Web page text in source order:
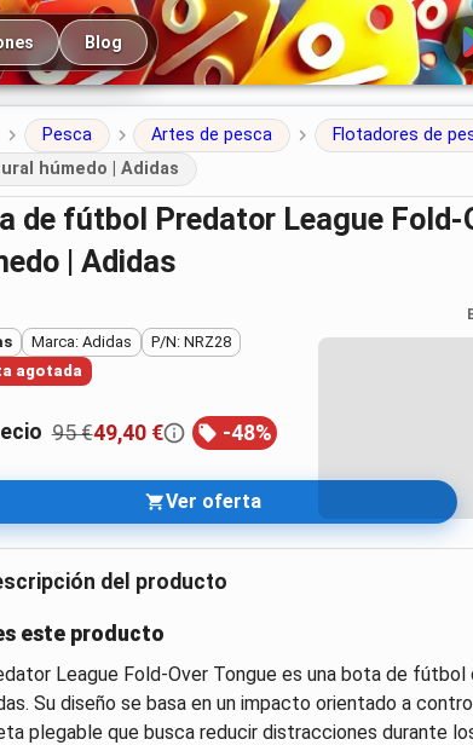
Blog
Pesca Artes de pesca
Flotadores de
húmedo | Adidas
| Adidas
Marca: Adidas
P/N: NRZ28
agotada
95 €49,40 € -48%
Ver oferta
del producto
este producto
League Fold-Over Tongue es una bota de
Su diseño se basa en un impacto orientado a
plegable que busca reducir distracciones durante